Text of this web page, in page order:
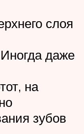
слоя
даже
на
зубов